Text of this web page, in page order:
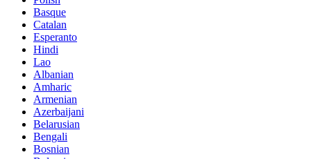
Basque
Catalan
Esperanto
Hindi
Lao
Albanian
Amharic
Armenian
Azerbaijani
Belarusian
Bengali
Bosnian